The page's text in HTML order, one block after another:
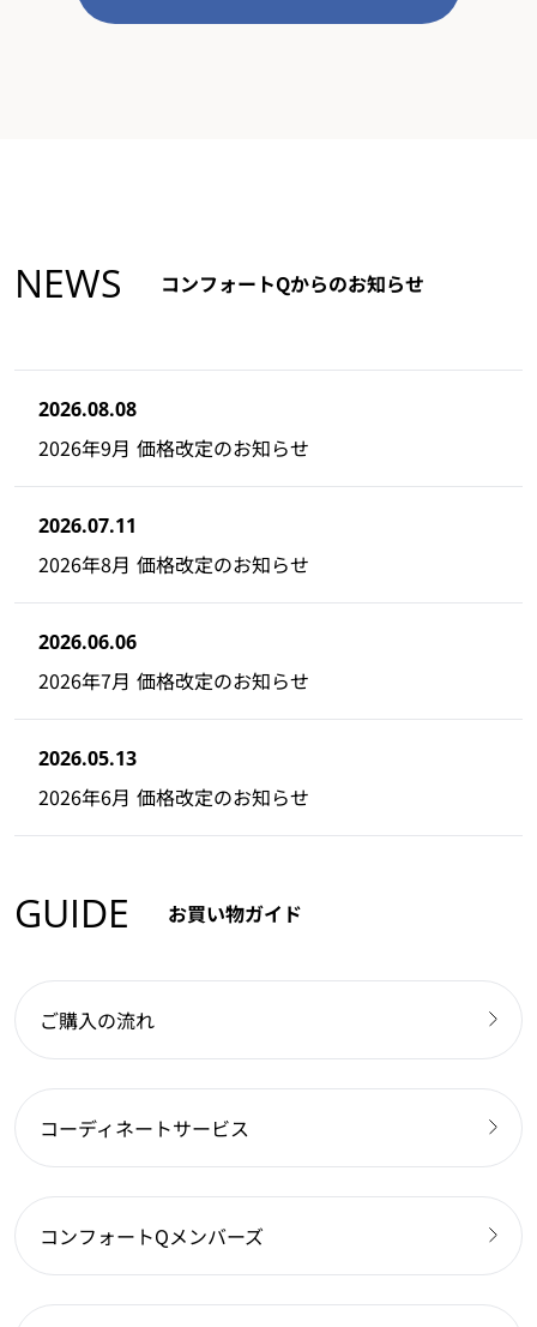
NEWS コンフォートQからのお知らせ
2026.08.08
2026年9月 価格改定のお知らせ
2026.07.11
2026年8月 価格改定のお知らせ
2026.06.06
2026年7月 価格改定のお知らせ
2026.05.13
2026年6月 価格改定のお知らせ
GUIDE お買い物ガイド
ご購入の流れ
コーディネートサービス
コンフォートQメンバーズ